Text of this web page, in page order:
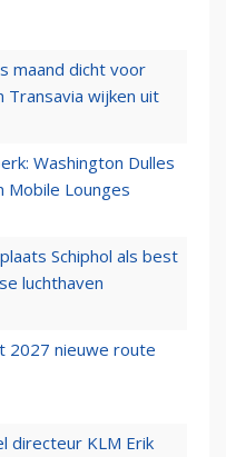
maand dicht voor
Transavia wijken uit
Washington Dulles
Mobile Lounges
Schiphol als best
luchthaven
2027 nieuwe route
directeur KLM Erik